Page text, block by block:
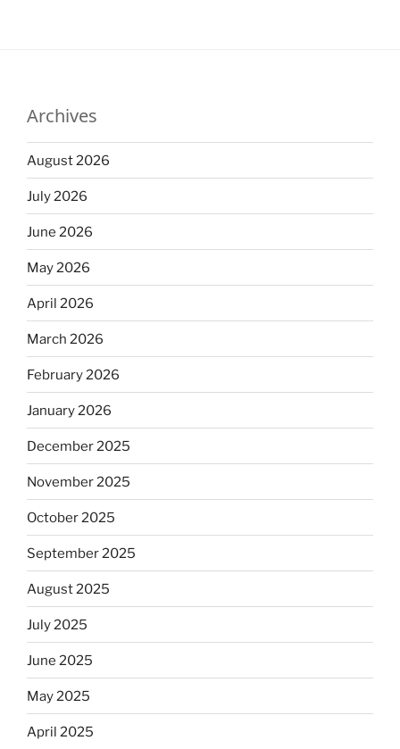
Archives
August 2026
July 2026
June 2026
May 2026
April 2026
March 2026
February 2026
January 2026
December 2025
November 2025
October 2025
September 2025
August 2025
July 2025
June 2025
May 2025
April 2025